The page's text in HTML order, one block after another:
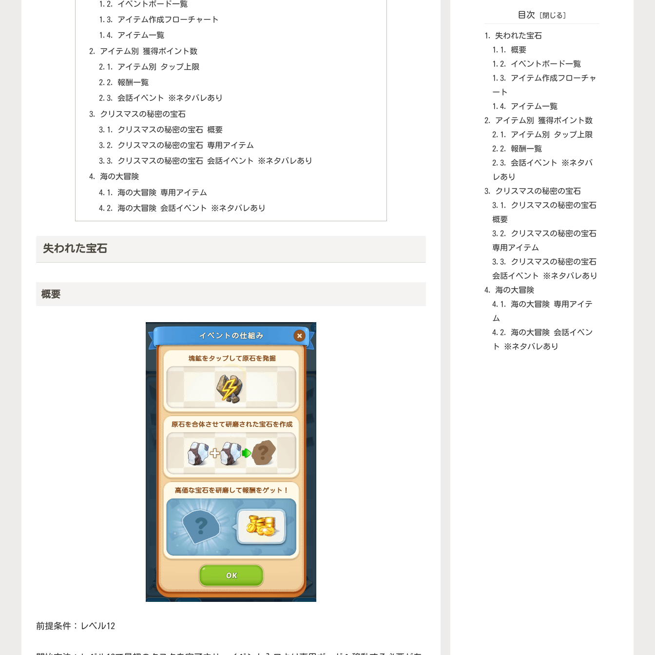
イベントボード一覧
アイテム作成フローチャート
アイテム一覧
アイテム別 獲得ポイント数
アイテム別 タップ上限
報酬一覧
会話イベント ※ネタバレあり
クリスマスの秘密の宝石
クリスマスの秘密の宝石 概要
クリスマスの秘密の宝石 専用アイテム
クリスマスの秘密の宝石 会話イベント ※ネタバレあり
海の大冒険
海の大冒険 専用アイテム
海の大冒険 会話イベント ※ネタバレあり
失われた宝石
概要
前提条件：レベル12
目次
失われた宝石
概要
イベントボード一覧
アイテム作成フローチャ
ート
アイテム一覧
アイテム別 獲得ポイント数
アイテム別 タップ上限
報酬一覧
会話イベント ※ネタバ
レあり
クリスマスの秘密の宝石
クリスマスの秘密の宝石
概要
クリスマスの秘密の宝石
専用アイテム
クリスマスの秘密の宝石
会話イベント ※ネタバレあり
海の大冒険
海の大冒険 専用アイテ
ム
海の大冒険 会話イベン
ト ※ネタバレあり